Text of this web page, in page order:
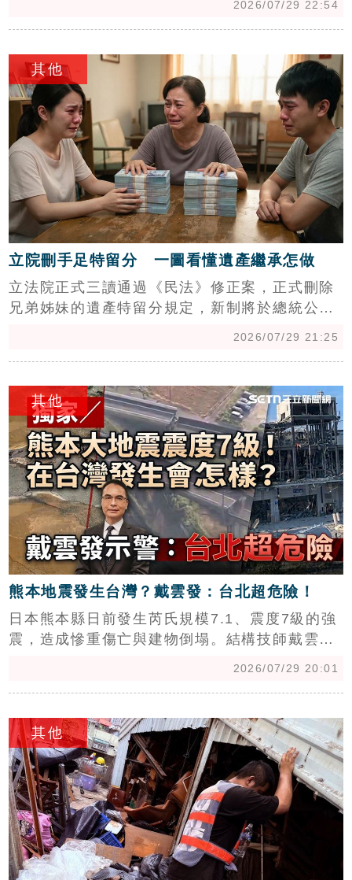
高達800%的第四種商業區，具備絕佳重建價
值。儘管近期房市受政策影響轉冷，但台北市核
心地段土地稀缺，開發商仍積極佈局精華區。受
惠於AI產業帶動的商辦需求，加上剛性住宅需求
支撐，台北房地產市場長期表現相對穩健，顯現
出極高的抗跌韌性，成為市場關注焦點。
2026/07/29 22:54
其他
立院刪手足特留分 一圖看懂遺產繼承怎做
立法院正式三讀通過《民法》修正案，正式刪除
兄弟姊妹的遺產特留分規定，新制將於總統公布
囑，兄弟姊妹將不得再主張特留分，但若無遺
囑，仍保有法定繼承權。全聯會特別提醒，單身
族、頂客族或有特定照顧需求者，應把握機會及
早預立合法遺囑，並可搭配不動產或安養信託等
工具，以確保遺產能依個人意願妥善分配，有效
降低家族爭產風險，實現資產傳承的自主與安全
規劃。
2026/07/29 21:25
其他
熊本地震發生台灣？戴雲發：台北超危險！
日本熊本縣日前發生芮氏規模7.1、震度7級的強
震，造成慘重傷亡與建物倒塌。結構技師戴雲發
造成的「盆地效應」及「土壤液化」問題，使都
會區更顯脆弱。戴雲發強調，台灣都更與危老重
建速度明顯追不上房屋老化速度，面對強震威
脅，民眾應提升居安思危的意識，政府也應加強
建築安全法規與重建進度，以避免地震憾事重
演，保障國人生命安全。
2026/07/29 20:01
其他